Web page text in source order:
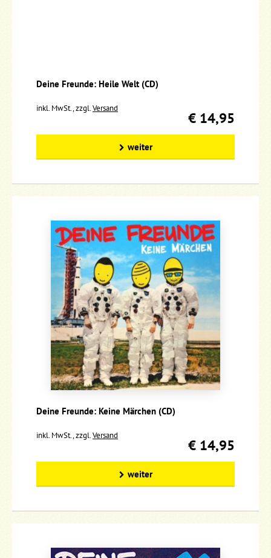
Deine Freunde: Heile Welt (CD)
inkl. MwSt., zzgl.Versand
€ 14,95
weiter
Deine Freunde: Keine Märchen (CD)
inkl. MwSt., zzgl.Versand
€ 14,95
weiter